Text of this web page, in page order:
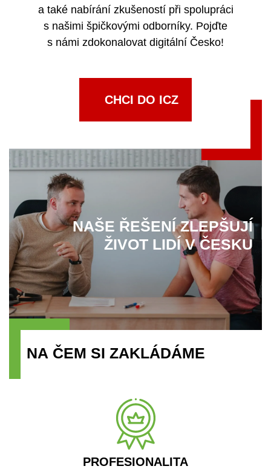
a také nabírání zkušeností při spolupráci
s našimi špičkovými odborníky. Pojďte
s námi zdokonalovat digitální Česko!
CHCI DO ICZ
NAŠE ŘEŠENÍ ZLEPŠUJÍ
ŽIVOT LIDÍ V ČESKU
NA ČEM SI ZAKLÁDÁME
PROFESIONALITA